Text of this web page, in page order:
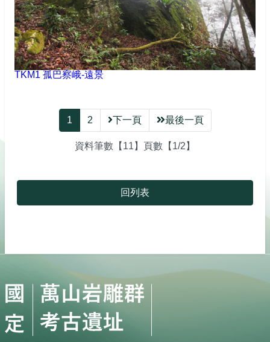
TKM1 孤巴察峨-遠景
1 2 下一頁 最後一頁
資料筆數【11】頁數【1/2】
回列表